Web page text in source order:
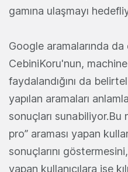
gamına ulaşmayı
Google aramalarında
CebiniKoru'nun,
faydalandığını da
yapılan aramaları
sonuçları
pro” araması yapan
sonuçlarını
yapan kullanıcılara ise